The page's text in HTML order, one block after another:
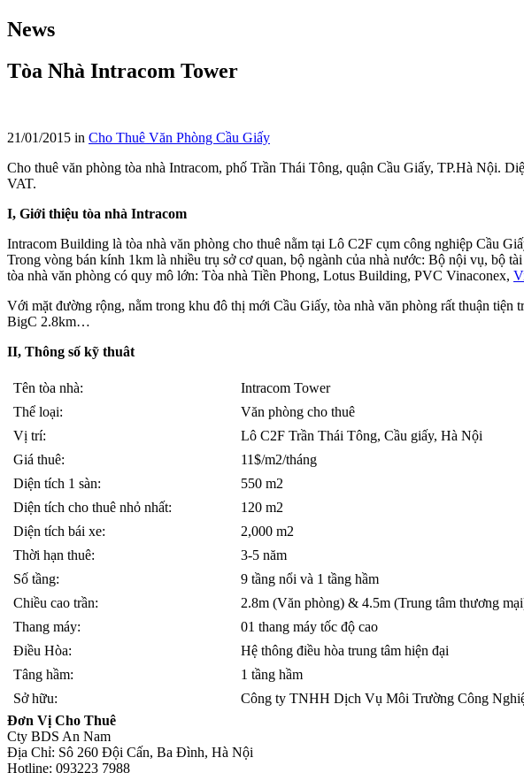
News
Tòa Nhà Intracom Tower
21/01/2015 in Cho Thuê Văn Phòng Cầu Giấy
Cho thuê văn phòng tòa nhà Intracom, phố Trần Thái Tông, quận Cầu Giấy, TP.Hà Nội.
VAT.
I, Giới thiệu tòa nhà Intracom
Intracom Building là tòa nhà văn phòng cho thuê nằm tại Lô C2F cụm công nghiệp Cầu
Trong vòng bán kính 1km là nhiều trụ sở cơ quan, bộ ngành của nhà nước: Bộ nội vụ, bộ
tòa nhà văn phòng có quy mô lớn: Tòa nhà Tiền Phong, Lotus Building, PVC Vinaconex,
Với mặt đường rộng, nằm trong khu đô thị mới Cầu Giấy, tòa nhà văn phòng rất thuận
BigC 2.8km…
II, Thông số kỹ thuât
Tên tòa nhà:
Intracom Tower
Thể loại:
Văn phòng cho thuê
Vị trí:
Lô C2F Trần Thái Tông, Cầu giấy, Hà Nội
Giá thuê:
11$/m2/tháng
Diện tích 1 sàn:
550 m2
Diện tích cho thuê nhỏ nhất:
120 m2
Diện tích bái xe:
2,000 m2
Thời hạn thuê:
3-5 năm
Số tầng:
9 tầng nổi và 1 tầng hầm
Chiều cao trần:
2.8m (Văn phòng) & 4.5m (Trung tâm thương
Thang máy:
01 thang máy tốc độ cao
Điều Hòa:
Hệ thông điều hòa trung tâm hiện đại
Tâng hầm:
1 tầng hầm
Sở hữu:
Công ty TNHH Dịch Vụ Môi Trường Công
Đơn Vị Cho Thuê
Cty BDS An Nam
Địa Chỉ: Sô 260 Đội Cấn, Ba Đình, Hà Nội
Hotline: 093223 7988